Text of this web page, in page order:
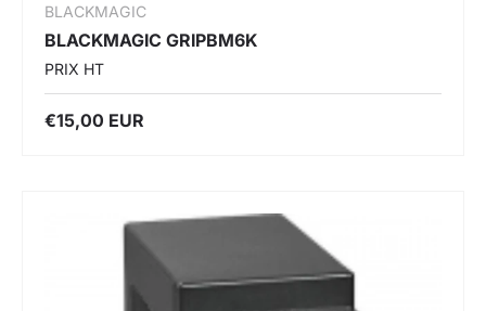
BLACKMAGIC
BLACKMAGIC GRIPBM6K
PRIX HT
€15,00 EUR